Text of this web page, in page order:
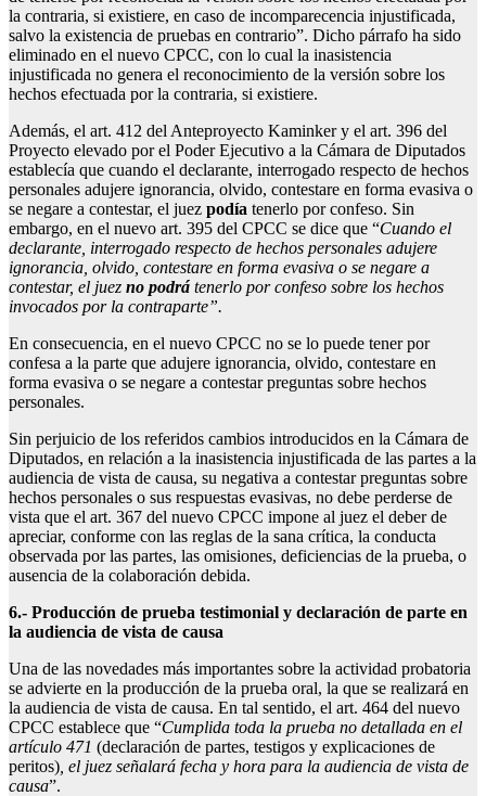
la contraria, si existiere, en caso de incomparecencia injustificada,
salvo la existencia de pruebas en contrario”. Dicho párrafo ha sido
eliminado en el nuevo CPCC, con lo cual la inasistencia
injustificada no genera el reconocimiento de la versión sobre los
hechos efectuada por la contraria, si existiere.
Además, el art. 412 del Anteproyecto Kaminker y el art. 396 del
Proyecto elevado por el Poder Ejecutivo a la Cámara de Diputados
establecía que cuando el declarante, interrogado respecto de hechos
personales adujere ignorancia, olvido, contestare en forma evasiva o
se negare a contestar, el juez podía tenerlo por confeso. Sin
embargo, en el nuevo art. 395 del CPCC se dice que “Cuando el
declarante, interrogado respecto de hechos personales adujere
ignorancia, olvido, contestare en forma evasiva o se negare a
contestar, el juez no podrá tenerlo por confeso sobre los hechos
invocados por la contraparte”.
En consecuencia, en el nuevo CPCC no se lo puede tener por
confesa a la parte que adujere ignorancia, olvido, contestare en
forma evasiva o se negare a contestar preguntas sobre hechos
personales.
Sin perjuicio de los referidos cambios introducidos en la Cámara de
Diputados, en relación a la inasistencia injustificada de las partes a la
audiencia de vista de causa, su negativa a contestar preguntas sobre
hechos personales o sus respuestas evasivas, no debe perderse de
vista que el art. 367 del nuevo CPCC impone al juez el deber de
apreciar, conforme con las reglas de la sana crítica, la conducta
observada por las partes, las omisiones, deficiencias de la prueba, o
ausencia de la colaboración debida.
6.- Producción de prueba testimonial y declaración de parte en
la audiencia de vista de causa
Una de las novedades más importantes sobre la actividad probatoria
se advierte en la producción de la prueba oral, la que se realizará en
la audiencia de vista de causa. En tal sentido, el art. 464 del nuevo
CPCC establece que “Cumplida toda la prueba no detallada en el
artículo 471 (declaración de partes, testigos y explicaciones de
peritos) , el juez señalará fecha y hora para la audiencia de vista de
causa”.